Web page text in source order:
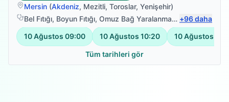
Mersin (Akdeniz, Mezitli, Toroslar, Yenişehir)
Bel Fıtığı, Boyun Fıtığı, Omuz Bağ Yaralanması ,Protez
+96daha
10 Ağustos 09:00 10 Ağustos 10:20 10 Ağustos
Tüm tarihleri gör